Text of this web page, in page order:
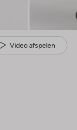
Video afspelen